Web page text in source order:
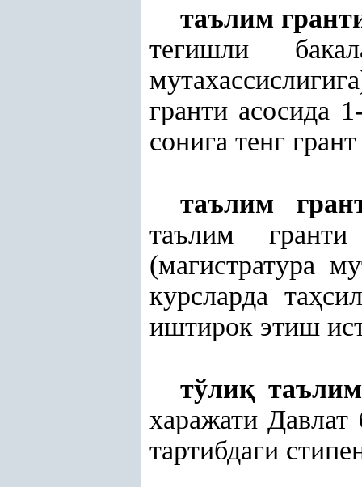
таълим
тегишли
гранти асосида
сонига тенг
таълим
таълим
(магистратура
курсларда таҳ
иштирок этиш
тўлиқ
харажати
тартибдаги